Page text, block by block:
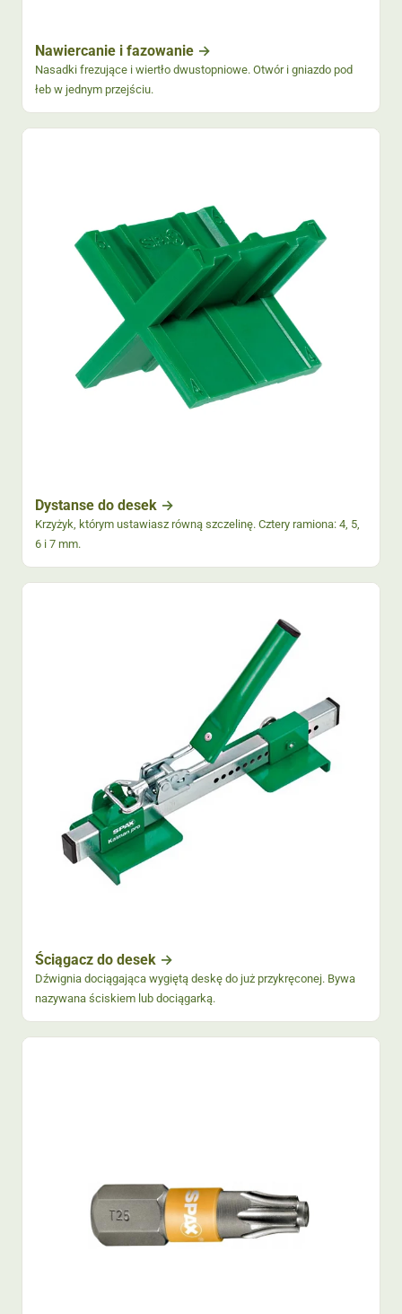
Nawiercanie i fazowanie
Nasadki frezujące i wiertło dwustopniowe. Otwór i gniazdo pod
łeb w jednym przejściu.
Dystanse do desek
Krzyżyk, którym ustawiasz równą szczelinę. Cztery ramiona: 4, 5,
6 i 7 mm.
Ściągacz do desek
Dźwignia dociągająca wygiętą deskę do już przykręconej. Bywa
nazywana ściskiem lub dociągarką.